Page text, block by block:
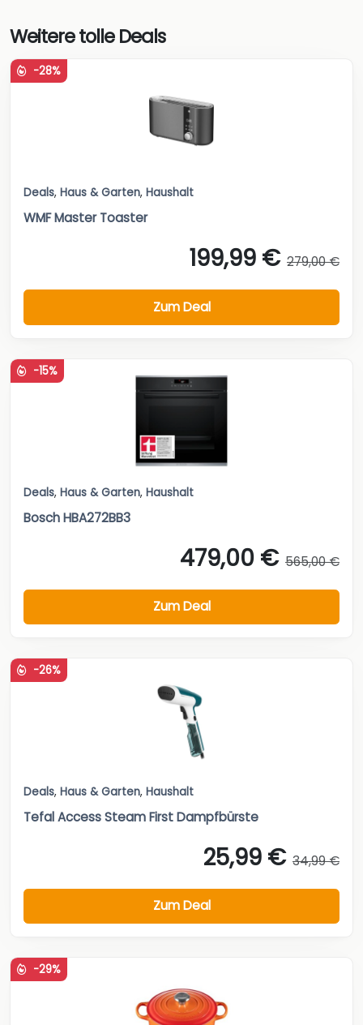
Weitere tolle Deals
-28%
Deals, Haus & Garten, Haushalt
WMF Master Toaster
199,99 € 279,00 €
Zum Deal
-15%
Deals, Haus & Garten, Haushalt
Bosch HBA272BB3
479,00 € 565,00 €
Zum Deal
-26%
Deals, Haus & Garten, Haushalt
Tefal Access Steam First Dampfbürste
25,99 € 34,99 €
Zum Deal
-29%